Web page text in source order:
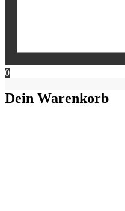
0
Dein Warenkorb